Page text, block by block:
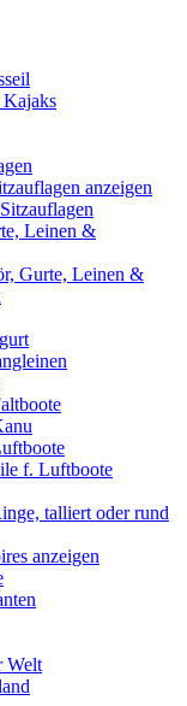
anzeigen
Leinen &
Gurte, Leinen &
f. Luftboote
talliert oder rund
anzeigen
Welt